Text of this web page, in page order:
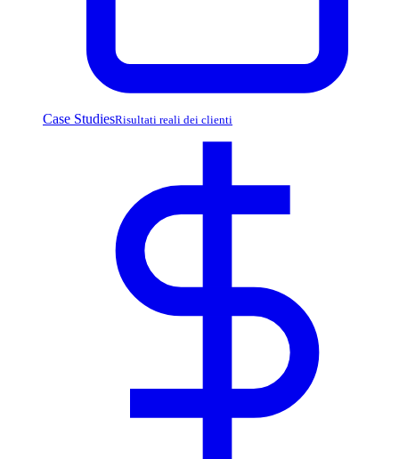
Case StudiesRisultati reali dei clienti